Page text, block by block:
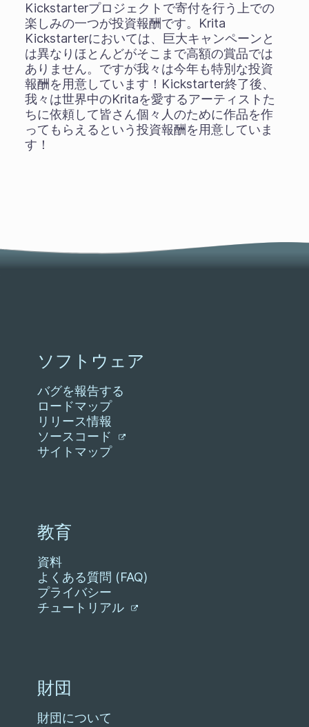
Kickstarterプロジェクトで寄付を行う上での
楽しみの一つが投資報酬です。Krita
Kickstarterにおいては、巨大キャンペーンと
は異なりほとんどがそこまで高額の賞品では
ありません。ですが我々は今年も特別な投資
報酬を用意しています！Kickstarter終了後、
我々は世界中のKritaを愛するアーティストた
ちに依頼して皆さん個々人のために作品を作
ってもらえるという投資報酬を用意していま
す！
ソフトウェア
バグを報告する
ロードマップ
リリース情報
ソースコード
サイトマップ
教育
資料
よくある質問 (FAQ)
プライバシー
チュートリアル
財団
財団について